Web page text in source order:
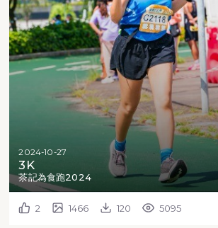
2024-10-27
3K
茶記為食跑2024
2 1466 120 5095